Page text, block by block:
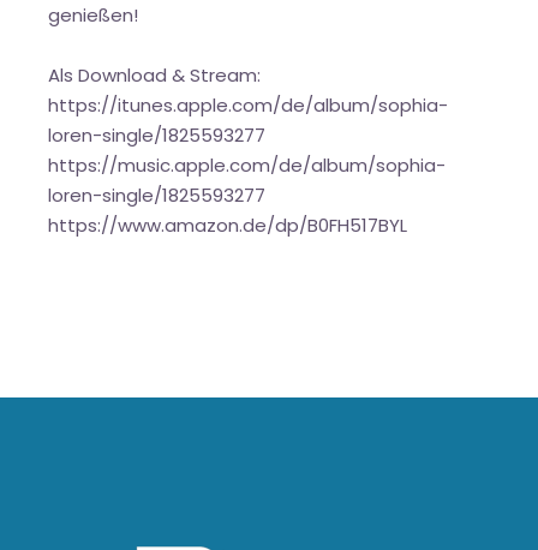
genießen!
Als Download & Stream:
https://itunes.apple.com/de/album/sophia-
loren-single/1825593277
https://music.apple.com/de/album/sophia-
loren-single/1825593277
https://www.amazon.de/dp/B0FH517BYL